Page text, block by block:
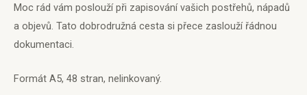
Moc rád vám poslouží při zapisování vašich postřehů, nápadů
a objevů. Tato dobrodružná cesta si přece zaslouží řádnou
dokumentaci.
Formát A5, 48 stran, nelinkovaný.